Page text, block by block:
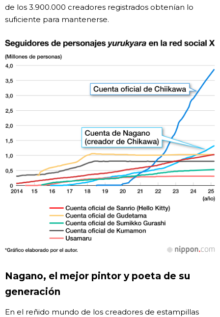
de los 3.900.000 creadores registrados obtenían lo
suficiente para mantenerse.
Nagano, el mejor pintor y poeta de su
generación
En el reñido mundo de los creadores de estampillas